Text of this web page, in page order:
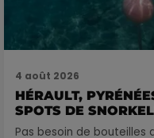
4 août 2026
HÉRAULT,
SPOTS DE
Pas besoin de bouteilles